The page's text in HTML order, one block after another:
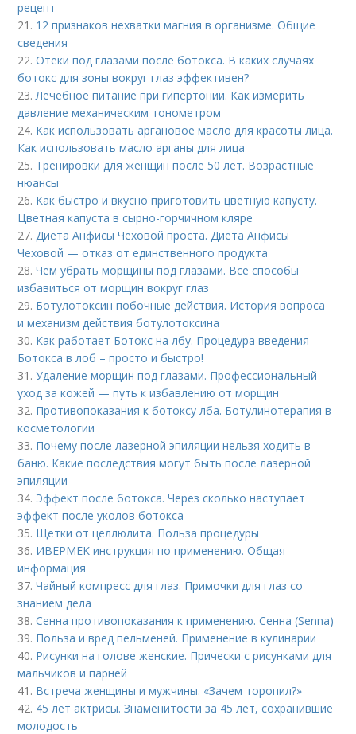
рецепт
21. 12 признаков нехватки магния в организме. Общие
сведения
22.Отеки под глазами после ботокса. В каких случаях
ботокс для зоны вокруг глаз эффективен?
23.Лечебное питание при гипертонии. Как измерить
давление механическим тонометром
24. Как использовать аргановое масло для красоты лица.
Как использовать масло арганы для лица
25. Тренировки для женщин после 50 лет. Возрастные
нюансы
26. Как быстро и вкусно приготовить цветную капусту.
Цветная капуста в сырно-горчичном кляре
27.Диета Анфисы Чеховой проста. Диета Анфисы
Чеховой — отказ от единственного продукта
28.Чем убрать морщины под глазами. Все способы
избавиться от морщин вокруг глаз
29. Ботулотоксин побочные действия. История вопроса
и механизм действия ботулотоксина
30. Как работает Ботокс на лбу. Процедура введения
Ботокса в лоб – просто и быстро!
31.Удаление морщин под глазами. Профессиональный
уход за кожей — путь к избавлению от морщин
32. Противопоказания к ботоксу лба. Ботулинотерапия в
косметологии
33. Почему после лазерной эпиляции нельзя ходить в
баню. Какие последствия могут быть после лазерной
эпиляции
34. Эффект после ботокса. Через сколько наступает
эффект после уколов ботокса
35. Щетки от целлюлита. Польза процедуры
36. ИВЕРМЕК инструкция по применению. Общая
информация
37.Чайный компресс для глаз. Примочки для глаз со
знанием дела
38.Сенна противопоказания к применению. Сенна (Senna)
39. Польза и вред пельменей. Применение в кулинарии
40. Рисунки на голове женские. Прически с рисунками для
мальчиков и парней
41. Встреча женщины и мужчины. «Зачем торопил?»
42. 45 лет актрисы. Знаменитости за 45 лет, сохранившие
молодость